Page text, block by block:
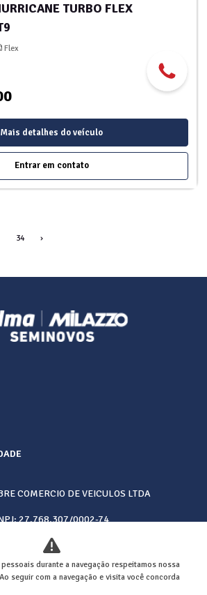
TURBO FLEX
Flex
Mais detalhes do veículo
Entrar em contato
34 ›
COMERCIO DE VEICULOS LTDA
27.768.307/0002-74
bem maior é a vida.
durante a navegação respeitamos nossa
seguir com a navegação e visita você concorda